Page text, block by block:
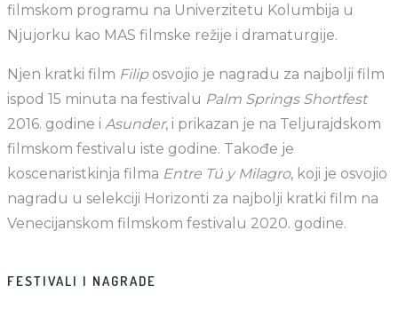
filmskom programu na Univerzitetu Kolumbija u
Njujorku kao MAS filmske režije i dramaturgije.
Njen kratki film Filiposvojio je nagradu za najbolji film
ispod 15 minuta na festivalu Palm Springs Shortfest
2016. godine i Asunder, i prikazan je na Teljurajdskom
filmskom festivalu iste godine. Takođe je
koscenaristkinja filma Entre Tú y Milagro, koji je osvojio
nagradu u selekciji Horizonti za najbolji kratki film na
Venecijanskom filmskom festivalu 2020. godine.
FESTIVALI I NAGRADE